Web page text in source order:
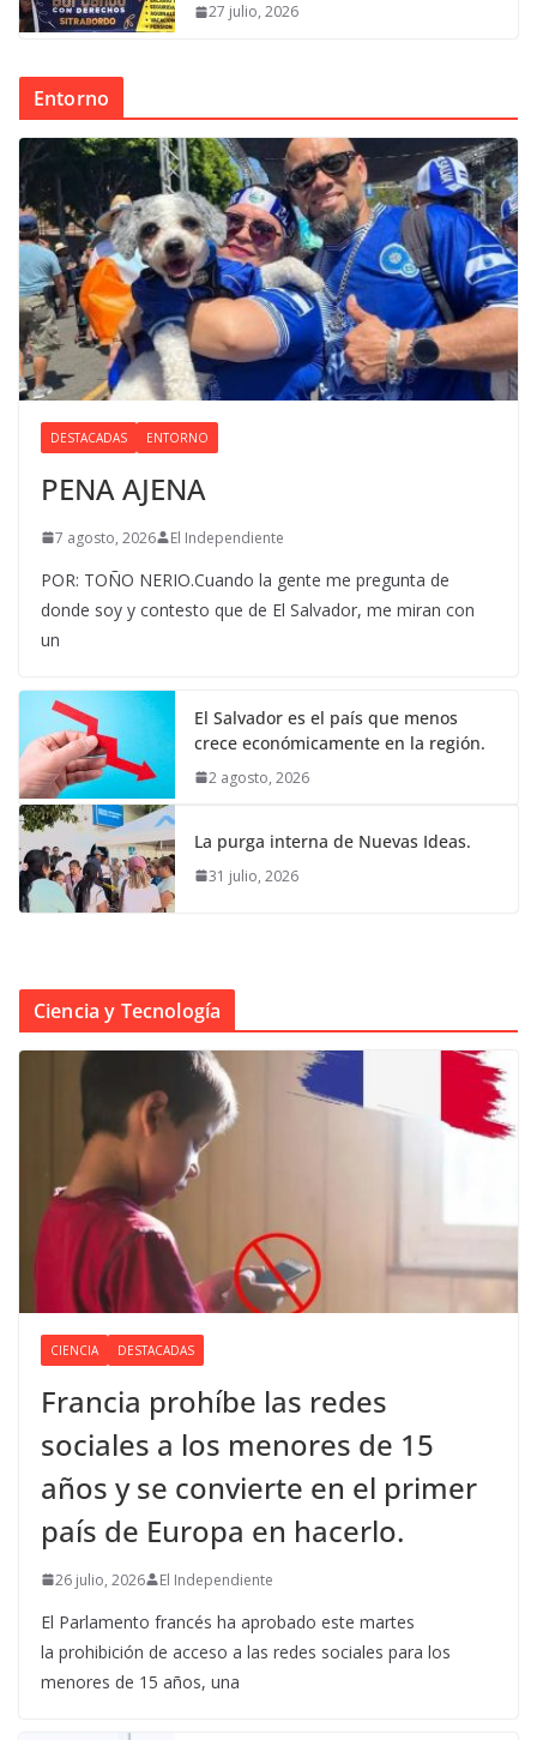
27 julio, 2026
Entorno
DESTACADAS ENTORNO
PENA AJENA
7 agosto, 2026 El Independiente
POR: TOÑO NERIO.Cuando la gente me pregunta de
donde soy y contesto que de El Salvador, me miran con
un
El Salvador es el país que menos
crece económicamente en la región.
2 agosto, 2026
La purga interna de Nuevas Ideas.
31 julio, 2026
Ciencia y Tecnología
CIENCIA DESTACADAS
Francia prohíbe las redes
sociales a los menores de 15
años y se convierte en el primer
país de Europa en hacerlo.
26 julio, 2026 El Independiente
El Parlamento francés ha aprobado este martes
la prohibición de acceso a las redes sociales para los
menores de 15 años, una